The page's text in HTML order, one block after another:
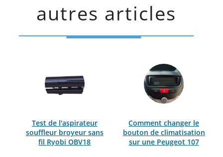
autres articles
Test de l'aspirateur
souffleur broyeur sans
fil Ryobi OBV18
Comment changer le
bouton de climatisation
sur une Peugeot 107